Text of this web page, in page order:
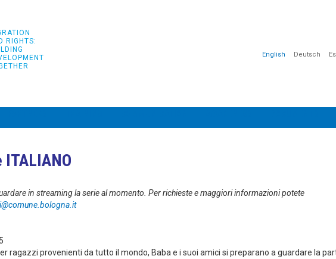
RIGHTS:
English Deutsch
in streaming la serie al momento. Per richieste e maggiori informazioni potete
bologna.it
ragazzi provenienti da tutto il mondo, Baba e i suoi amici si preparano a guardare la